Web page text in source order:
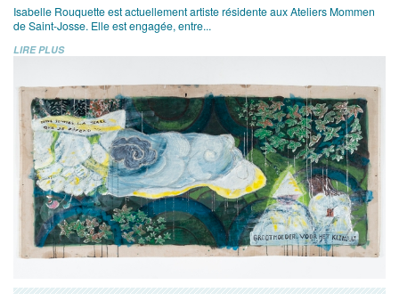
Isabelle Rouquette est actuellement artiste résidente aux Ateliers Mommen
de Saint-Josse. Elle est engagée, entre...
LIRE PLUS